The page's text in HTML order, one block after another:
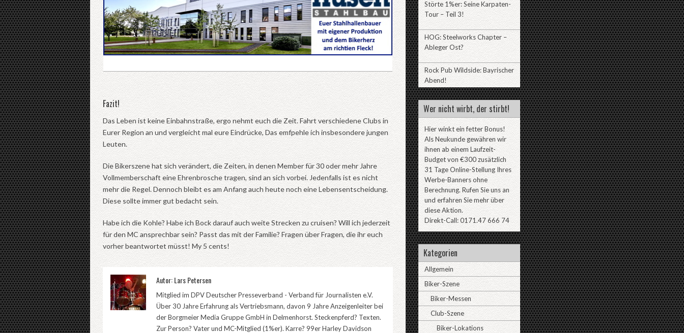
Fazit!
Das Leben ist keine Einbahnstraße, ergo nehmt euch die Zeit. Fahrt verschiedene Clubs in
Eurer Region an und vergleicht mal eure Eindrücke, Das emfpehle ich insbesondere jungen
Leuten.
Die Bikerszene hat sich verändert, die Zeiten, in denen Member für 30 oder mehr Jahre
Vollmemberschaft eine Ehrenbrosche tragen, sind an sich vorbei. Jedenfalls ist es nicht
mehr die Regel. Dennoch bleibt es am Anfang auch heute noch eine Lebensentscheidung.
Diese sollte immer gut bedacht sein.
Habe ich die Kohle? Habe ich Bock darauf auch weite Strecken zu cruisen? Will ich jederzeit
für den MC ansprechbar sein? Passt das mit der Familie? Fragen über Fragen, die ihr euch
vorher beantwortet müsst! My 5 cents!
Autor: Lars Petersen
Mitglied im DPV Deutscher Presseverband - Verband für Journalisten e.V.
Über 30 Jahre Erfahrung als Vertriebsmann, davon 9 Jahre Anzeigenleiter bei
der Borgmeier Media Gruppe GmbH in Delmenhorst. Steckenpferd? Texten.
Zur Person? Vater und MC-Mitglied (1%er). Karre? 99er Harley Davidson
Störte 1%er: Seine Karpaten-
Tour – Teil 3!
HOG: Steelworks Chapter –
Ableger Ost?
Rock Pub Wildside: Bayrischer
Abend!
Wer nicht wirbt, der stirbt!
Hier winkt ein fetter Bonus!
Als Neukunde gewähren wir
ihnen ab einem Laufzeit-
Budget von €300 zusätzlich
31 Tage Online-Stellung Ihres
Werbe-Banners ohne
Berechnung. Rufen Sie uns an
und erfahren Sie mehr über
diese Aktion.
Direkt-Call: 0171.47 666 74
Kategorien
Allgemein
Biker-Szene
Biker-Messen
Club-Szene
Biker-Lokations